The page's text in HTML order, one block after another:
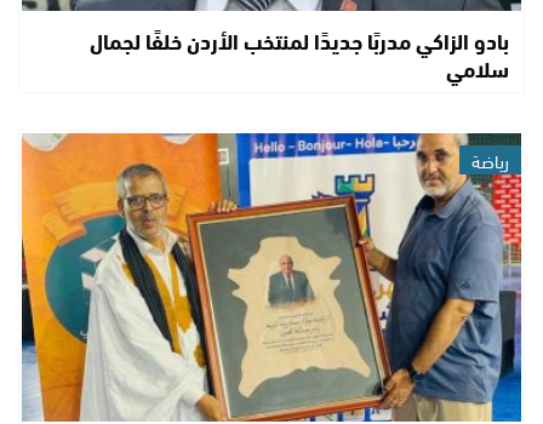
بادو الزاكي مدربًا جديدًا لمنتخب الأردن خلفًا لجمال
سلامي
رياضة